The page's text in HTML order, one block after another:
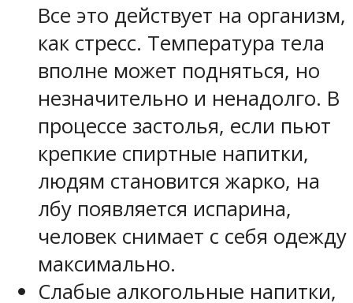
Все это действует на организм,
как стресс. Температура тела
вполне может подняться, но
незначительно и ненадолго. В
процессе застолья, если пьют
крепкие спиртные напитки,
людям становится жарко, на
лбу появляется испарина,
человек снимает с себя одежду
максимально.
Слабые алкогольные напитки,